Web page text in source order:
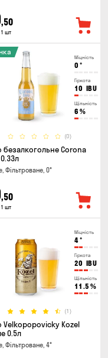
,50
1 шт
Міцність
0 °
Гіркота
10 IBU
Щільність
6 %
(0)
безалкогольне Corona
Фільтроване, 0°
,50
1 шт
Міцність
4°
Гіркота
20 IBU
Щільність
11.5 %
(1)
Velkopopovicky Kozel
0.5л
Фільтроване, 4°